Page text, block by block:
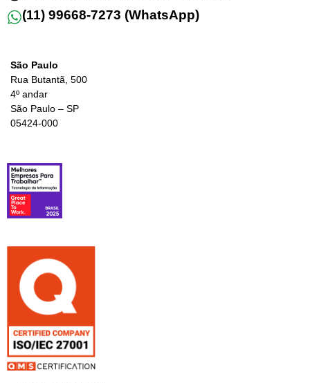
(11) 99668-7273 (WhatsApp)
São Paulo
Rua Butantã, 500
4º andar
São Paulo – SP
05424-000